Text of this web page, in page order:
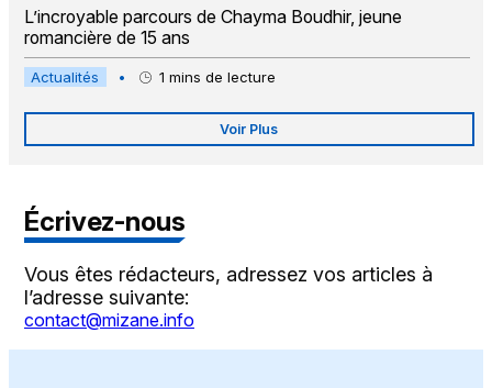
L’incroyable parcours de Chayma Boudhir, jeune
romancière de 15 ans
Actualités • 1 mins de lecture
Voir Plus
Écrivez-nous
Vous êtes rédacteurs, adressez vos articles à
l’adresse suivante:
contact@mizane.info